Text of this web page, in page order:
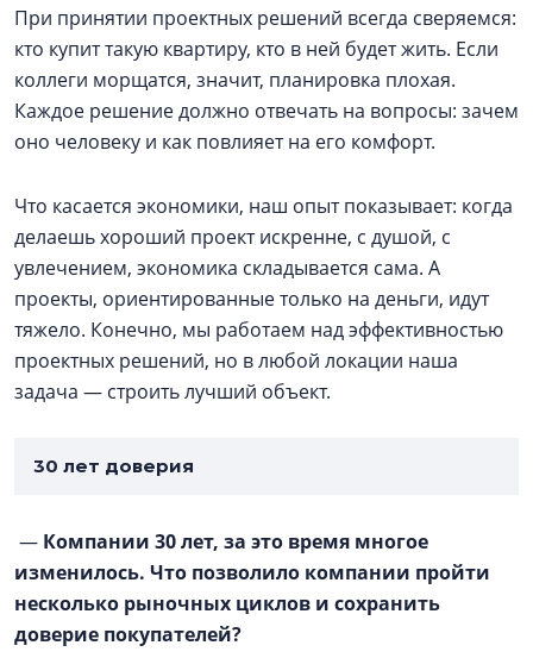
При принятии проектных решений всегда сверяемся:
кто купит такую квартиру, кто в ней будет жить. Если
коллеги морщатся, значит, планировка плохая.
Каждое решение должно отвечать на вопросы: зачем
оно человеку и как повлияет на его комфорт.
Что касается экономики, наш опыт показывает: когда
делаешь хороший проект искренне, с душой, с
увлечением, экономика складывается сама. А
проекты, ориентированные только на деньги, идут
тяжело. Конечно, мы работаем над эффективностью
проектных решений, но в любой локации наша
задача — строить лучший объект.
30 лет доверия
— Компании 30 лет, за это время многое
изменилось. Что позволило компании пройти
несколько рыночных циклов и сохранить
доверие покупателей?